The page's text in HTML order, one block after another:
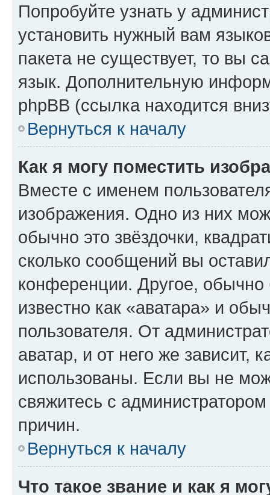
Попробуйте узнать у
установить нужный вам
пакета не существует, то вы
язык. Дополнительную
phpBB (ссылка находится
Вернуться к началу
Как я могу поместить
Вместе с именем
изображения. Одно из них
обычно это звёздочки,
сколько сообщений вы
конференции. Другое,
известно как «аватара» и
пользователя. От
аватар, и от него же зависит,
использованы. Если вы не
свяжитесь с
причин.
Вернуться к началу
Что такое звание и как я